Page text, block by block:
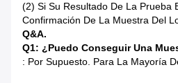
(2) Si Su Resultado De La Prueba
Confirmación De La Muestra Del
Q&A.
Q1: ¿Puedo Conseguir Una
: Por Supuesto. Para La Mayoría